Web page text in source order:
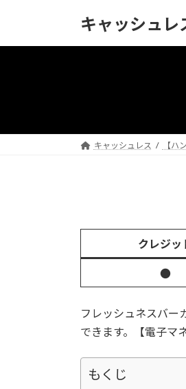
キャッシュレ
キャッシュレス 【ハ
クレジッ
●
フレッシュネスバー
できます。【電子マ
もくじ